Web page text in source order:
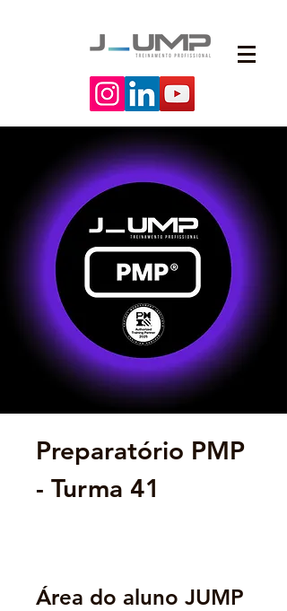
Preparatório PMP
- Turma 41
Área do aluno JUMP